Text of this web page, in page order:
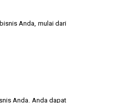
Anda, mulai dari
Anda. Anda dapat